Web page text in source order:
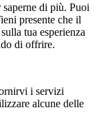
di più. Puoi
presente che il
tua esperienza
di offrire.
i servizi
alcune delle